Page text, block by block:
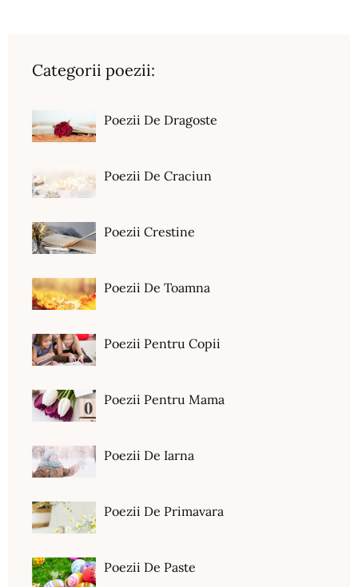
Categorii poezii:
Poezii De Dragoste
Poezii De Craciun
Poezii Crestine
Poezii De Toamna
Poezii Pentru Copii
Poezii Pentru Mama
Poezii De Iarna
Poezii De Primavara
Poezii De Paste